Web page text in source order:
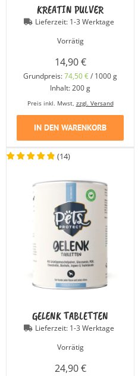
KREATIN PULVER
Lieferzeit: 1-3 Werktage
Vorrätig
14,90€
Grundpreis:74,50€/ 1000g
Inhalt: 200g
Preis inkl. Mwst, zzgl. Versand
IN DEN WARENKORB
(14)
GELENK TABLETTEN
Lieferzeit: 1-3 Werktage
Vorrätig
24,90€